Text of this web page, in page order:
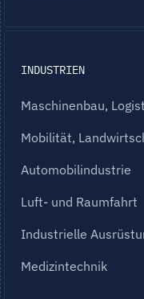
INDUSTRIEN
Maschinenbau,
Mobilität,
Automobilindustrie
Luft- und Raumfahrt
Industrielle
Medizintechnik